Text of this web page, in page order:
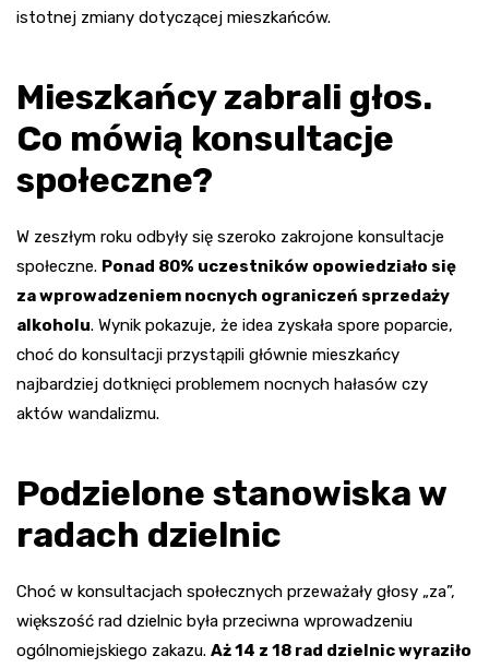
istotnej zmiany dotyczącej mieszkańców.
Mieszkańcy zabrali głos.
Co mówią konsultacje
społeczne?
W zeszłym roku odbyły się szeroko zakrojone konsultacje
społeczne. Ponad 80% uczestników opowiedziało się
za wprowadzeniem nocnych ograniczeń sprzedaży
alkoholu. Wynik pokazuje, że idea zyskała spore poparcie,
choć do konsultacji przystąpili głównie mieszkańcy
najbardziej dotknięci problemem nocnych hałasów czy
aktów wandalizmu.
Podzielone stanowiska w
radach dzielnic
Choć w konsultacjach społecznych przeważały głosy „za”,
większość rad dzielnic była przeciwna wprowadzeniu
ogólnomiejskiego zakazu. Aż 14 z 18 rad dzielnic wyraziło